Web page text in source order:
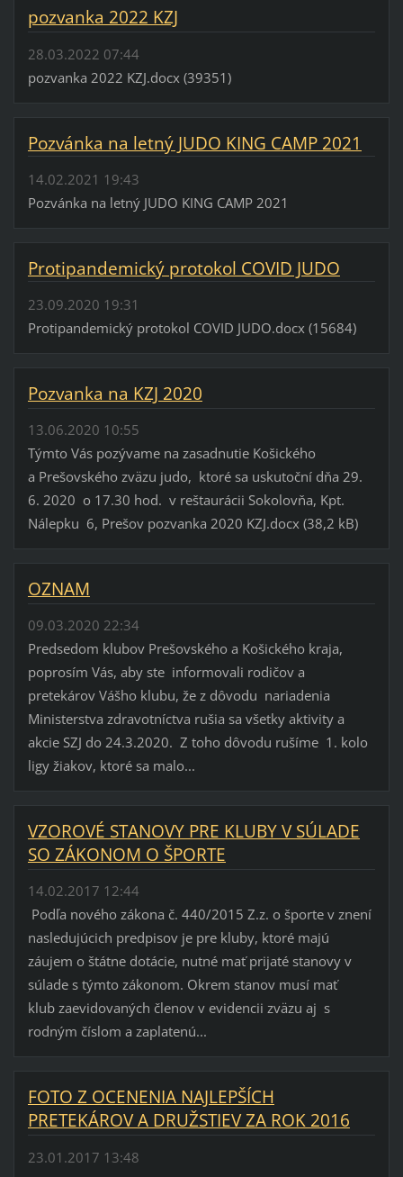
pozvanka 2022 KZJ
28.03.2022 07:44
pozvanka 2022 KZJ.docx (39351)
Pozvánka na letný JUDO KING CAMP 2021
14.02.2021 19:43
Pozvánka na letný JUDO KING CAMP 2021
Protipandemický protokol COVID JUDO
23.09.2020 19:31
Protipandemický protokol COVID JUDO.docx (15684)
Pozvanka na KZJ 2020
13.06.2020 10:55
Týmto Vás pozývame na zasadnutie Košického
a Prešovského zväzu judo, ktoré sa uskutoční dňa 29.
6. 2020 o 17.30 hod. v reštaurácii Sokolovňa, Kpt.
Nálepku 6, Prešov pozvanka 2020 KZJ.docx (38,2 kB)
OZNAM
09.03.2020 22:34
Predsedom klubov Prešovského a Košického kraja,
poprosím Vás, aby ste informovali rodičov a
pretekárov Vášho klubu, že z dôvodu nariadenia
Ministerstva zdravotníctva rušia sa všetky aktivity a
akcie SZJ do 24.3.2020. Z toho dôvodu rušíme 1. kolo
ligy žiakov, ktoré sa malo...
VZOROVÉ STANOVY PRE KLUBY V SÚLADE
SO ZÁKONOM O ŠPORTE
14.02.2017 12:44
Podľa nového zákona č. 440/2015 Z.z. o športe v znení
nasledujúcich predpisov je pre kluby, ktoré majú
záujem o štátne dotácie, nutné mať prijaté stanovy v
súlade s týmto zákonom. Okrem stanov musí mať
klub zaevidovaných členov v evidencii zväzu aj s
rodným číslom a zaplatenú...
FOTO Z OCENENIA NAJLEPŠÍCH
PRETEKÁROV A DRUŽSTIEV ZA ROK 2016
23.01.2017 13:48